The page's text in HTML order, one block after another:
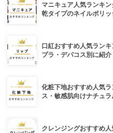
マニキュア人気ランキ
乾タイプのネイルポリッ
口紅おすすめ人気ラン
プラ・デパコス別に紹介
化粧下地おすすめ人気
ス・敏感肌向けナチュラ
クレンジングおすすめ